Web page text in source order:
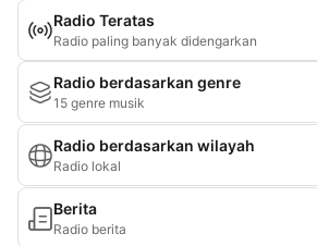
Radio Teratas
Radio paling banyak didengarkan
Radio berdasarkan genre
15 genre musik
Radio berdasarkan wilayah
Radio lokal
Berita
Radio berita